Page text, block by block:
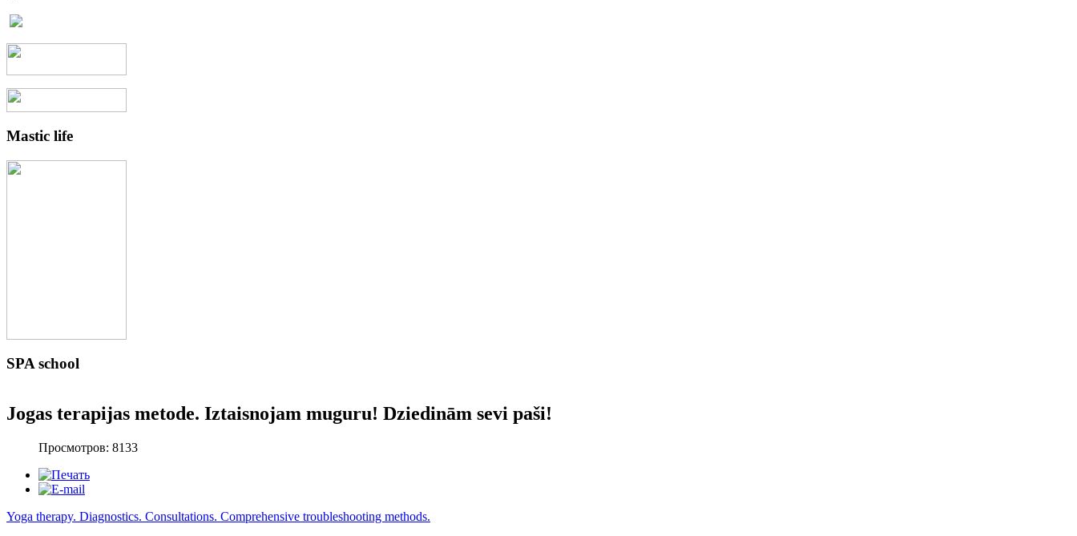
Mastic life
SPA school
Jogas terapijas metode. Iztaisnojam muguru! Dziedinām sevi paši!
Просмотров: 8133
Yoga therapy. Diagnostics. Consultations. Comprehensive troubleshooting methods.